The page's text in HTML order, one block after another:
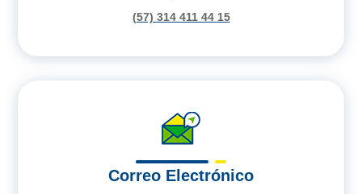
(57) 314 411 44 15
Correo Electrónico